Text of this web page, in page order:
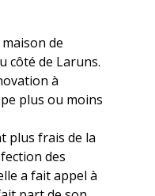
de
côté de Laruns.
à
plus ou moins
plus frais de la
des
a fait appel à